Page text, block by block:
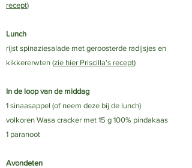
recept)
Lunch
rijst spinaziesalade met geroosterde radijsjes en
kikkererwten (zie hier Priscilla's recept)
In de loop van de middag
1 sinaasappel (of neem deze bij de lunch)
volkoren Wasa cracker met 15 g 100% pindakaas
1 paranoot
Avondeten